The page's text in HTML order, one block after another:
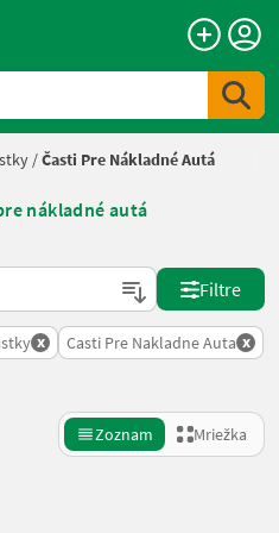
/Časti Pre Nákladné Autá
nákladné autá
Filtre
x Casti Pre Nakladne Auta x
Zoznam Mriežka